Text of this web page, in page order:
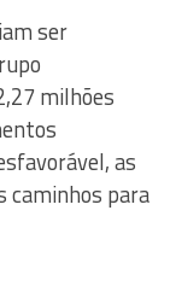
ser
milhões
as
caminhos para